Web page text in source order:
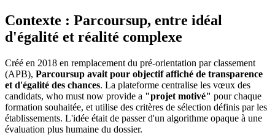
Contexte : Parcoursup, entre idéal
d'égalité et réalité complexe
Créé en 2018 en remplacement du pré-orientation par classement
(APB), Parcoursup avait pour objectif affiché de transparence
et d'égalité des chances. La plateforme centralise les vœux des
candidats, who must now provide a "projet motivé" pour chaque
formation souhaitée, et utilise des critères de sélection définis par les
établissements. L'idée était de passer d'un algorithme opaque à une
évaluation plus humaine du dossier.